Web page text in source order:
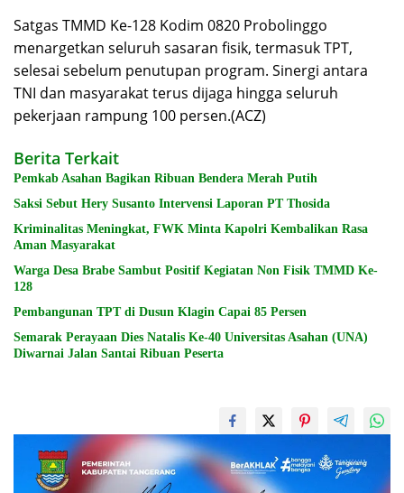
Satgas TMMD Ke-128 Kodim 0820 Probolinggo
menargetkan seluruh sasaran fisik, termasuk TPT,
selesai sebelum penutupan program. Sinergi antara
TNI dan masyarakat terus dijaga hingga seluruh
pekerjaan rampung 100 persen.(ACZ)
Berita Terkait
Pemkab Asahan Bagikan Ribuan Bendera Merah Putih
Saksi Sebut Hery Susanto Intervensi Laporan PT Thosida
Kriminalitas Meningkat, FWK Minta Kapolri Kembalikan Rasa
Aman Masyarakat
Warga Desa Brabe Sambut Positif Kegiatan Non Fisik TMMD Ke-
128
Pembangunan TPT di Dusun Klagin Capai 85 Persen
Semarak Perayaan Dies Natalis Ke-40 Universitas Asahan (UNA)
Diwarnai Jalan Santai Ribuan Peserta